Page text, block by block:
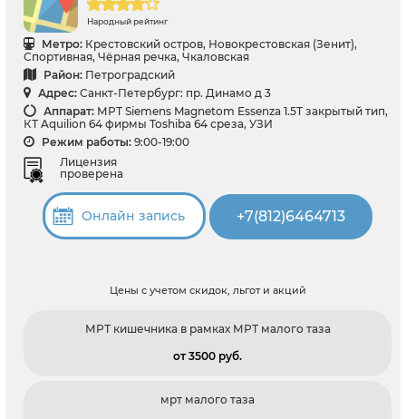
Народный рейтинг
Метро: Крестовский остров, Новокрестовская (Зенит),
Спортивная, Чёрная речка, Чкаловская
Район: Петроградский
Адрес: Санкт-Петербург: пр. Динамо д 3
Аппарат: МРТ Siemens Magnetom Essenza 1.5T закрытый тип,
КТ Aquilion 64 фирмы Toshiba 64 среза, УЗИ
Режим работы: 9:00-19:00
Лицензия
проверена
Онлайн запись +7(812)6464713
Цены с учетом скидок, льгот и акций
МРТ кишечника в рамках МРТ малого таза
от 3500 pуб.
мрт малого таза